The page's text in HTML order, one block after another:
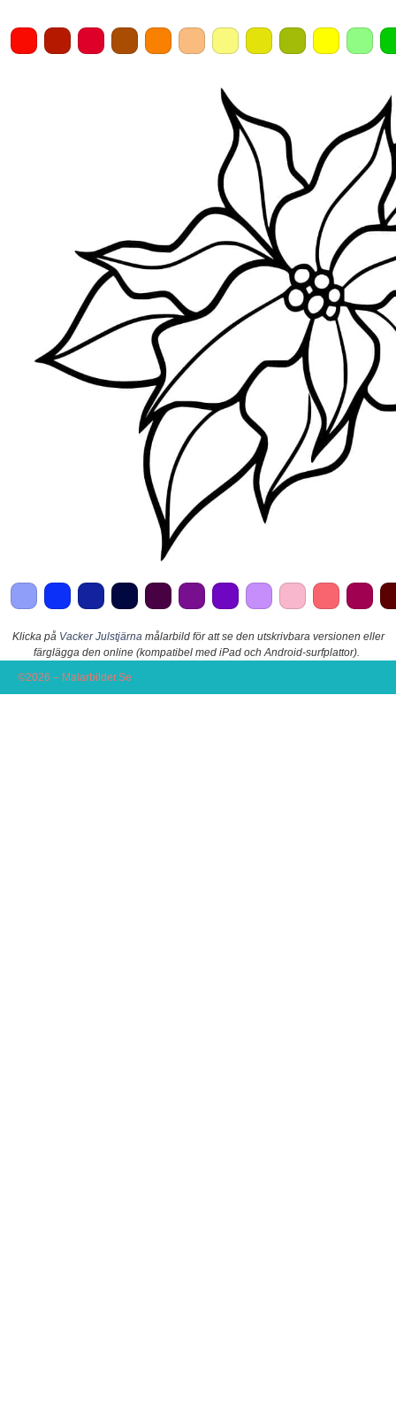
Klicka på Vacker Julstjärnamålarbild för att se den utskrivbara versionen eller
färglägga den online (kompatibel med iPad och Android-surfplattor).
©2026 – Malarbilder.Se